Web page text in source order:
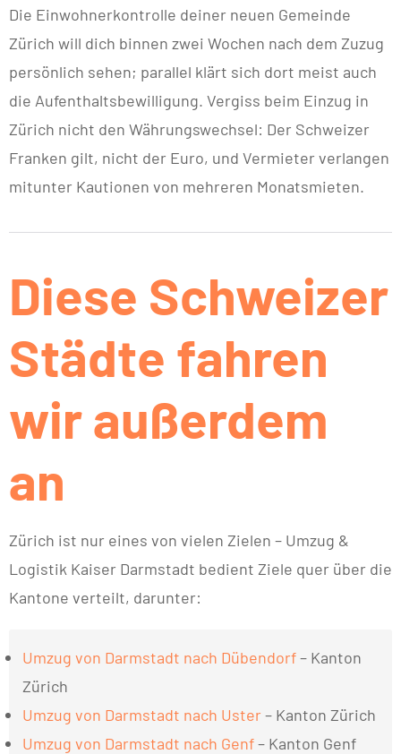
Die Einwohnerkontrolle deiner neuen Gemeinde
Zürich will dich binnen zwei Wochen nach dem Zuzug
persönlich sehen; parallel klärt sich dort meist auch
die Aufenthaltsbewilligung. Vergiss beim Einzug in
Zürich nicht den Währungswechsel: Der Schweizer
Franken gilt, nicht der Euro, und Vermieter verlangen
mitunter Kautionen von mehreren Monatsmieten.
Diese Schweizer
Städte fahren
wir außerdem
an
Zürich ist nur eines von vielen Zielen – Umzug &
Logistik Kaiser Darmstadt bedient Ziele quer über die
Kantone verteilt, darunter:
Umzug von Darmstadt nach Dübendorf– Kanton
Zürich
Umzug von Darmstadt nach Uster– Kanton Zürich
Umzug von Darmstadt nach Genf– Kanton Genf